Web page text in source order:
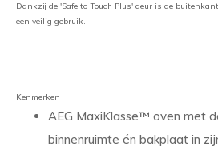
Dankzij de 'Safe to Touch Plus' deur is de
een veilig gebruik.
Kenmerken
AEG MaxiKlasse™ oven met
binnenruimte én bakplaat in